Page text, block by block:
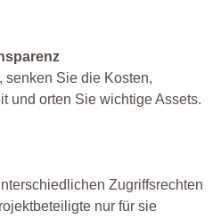
senken Sie die Kosten,
und orten Sie wichtige Assets.
Zugriffsrechten
nur für sie